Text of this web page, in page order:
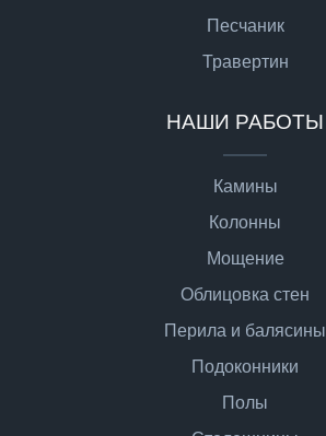
Песчаник
Травертин
НАШИ РАБОТЫ
Камины
Колонны
Мощение
Облицовка стен
Перила и балясины
Подоконники
Полы